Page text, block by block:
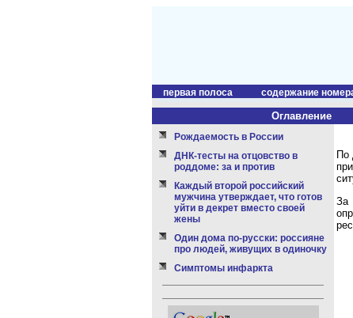
первая полоса содержание
Оглавление
Рождаемость в России
ДНК-тесты на отцовство в
роддоме: за и против
Каждый второй российский
мужчина утверждает, что готов
уйти в декрет вместо своей
жены
Один дома по-русски: россияне
про людей, живущих в одиночку
Симптомы инфаркта
По
За